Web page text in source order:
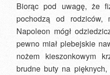
Biorąc pod uwagę, że
pochodzą od rodziców,
Napoleon mógł
pewno miał plebejskie
nożem kieszonkowym
brudne buty na